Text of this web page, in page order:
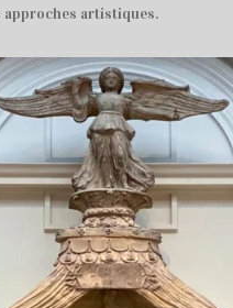
approches artistiques.